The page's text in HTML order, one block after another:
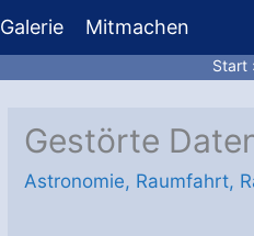
Galerie Mitmachen
Start
Gestörte
Astronomie, Raumfahrt,